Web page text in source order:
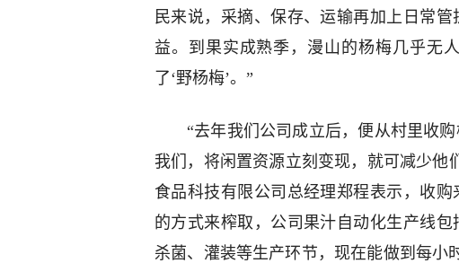
民来说，采摘、保存、运输再加上日常
益。到果实成熟季，漫山的杨梅几乎无
了‘野杨梅’。”
“去年我们公司成立后，便从村里收
我们，将闲置资源立刻变现，就可减少他
食品科技有限公司总经理郑程表示，收
的方式来榨取，公司果汁自动化生产线包
杀菌、灌装等生产环节，现在能做到每小